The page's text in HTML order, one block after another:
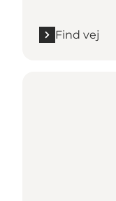
Find vej